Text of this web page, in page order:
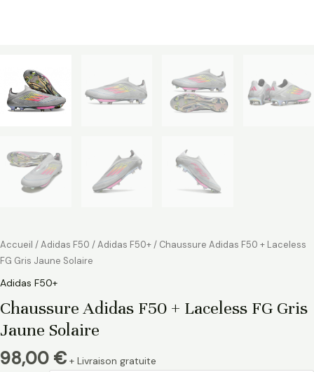
Accueil /Adidas F50 /Adidas F50+/ Chaussure Adidas F50 + Laceless
FG Gris Jaune Solaire
Adidas F50+
Chaussure Adidas F50 + Laceless FG Gris
Jaune Solaire
98,00 € + Livraison gratuite